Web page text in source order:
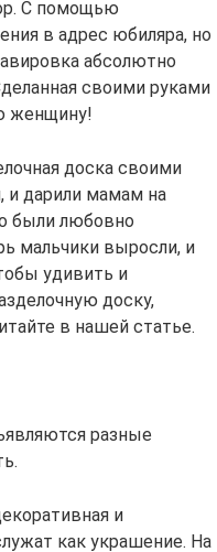
С помощью
в адрес юбиляра, но
абсолютно
своими руками
женщину!
доска своими
и дарили мамам на
были любовно
мальчики выросли, и
удивить и
доску,
в нашей статье.
разные
и
как украшение. На